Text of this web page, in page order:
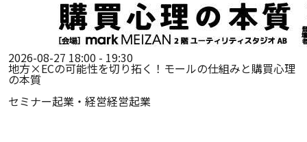
2026-08-27 18:00 - 19:30
地方×ECの可能性を切り拓く！モールの仕組みと購買心理
の本質
セミナー起業・経営経営起業